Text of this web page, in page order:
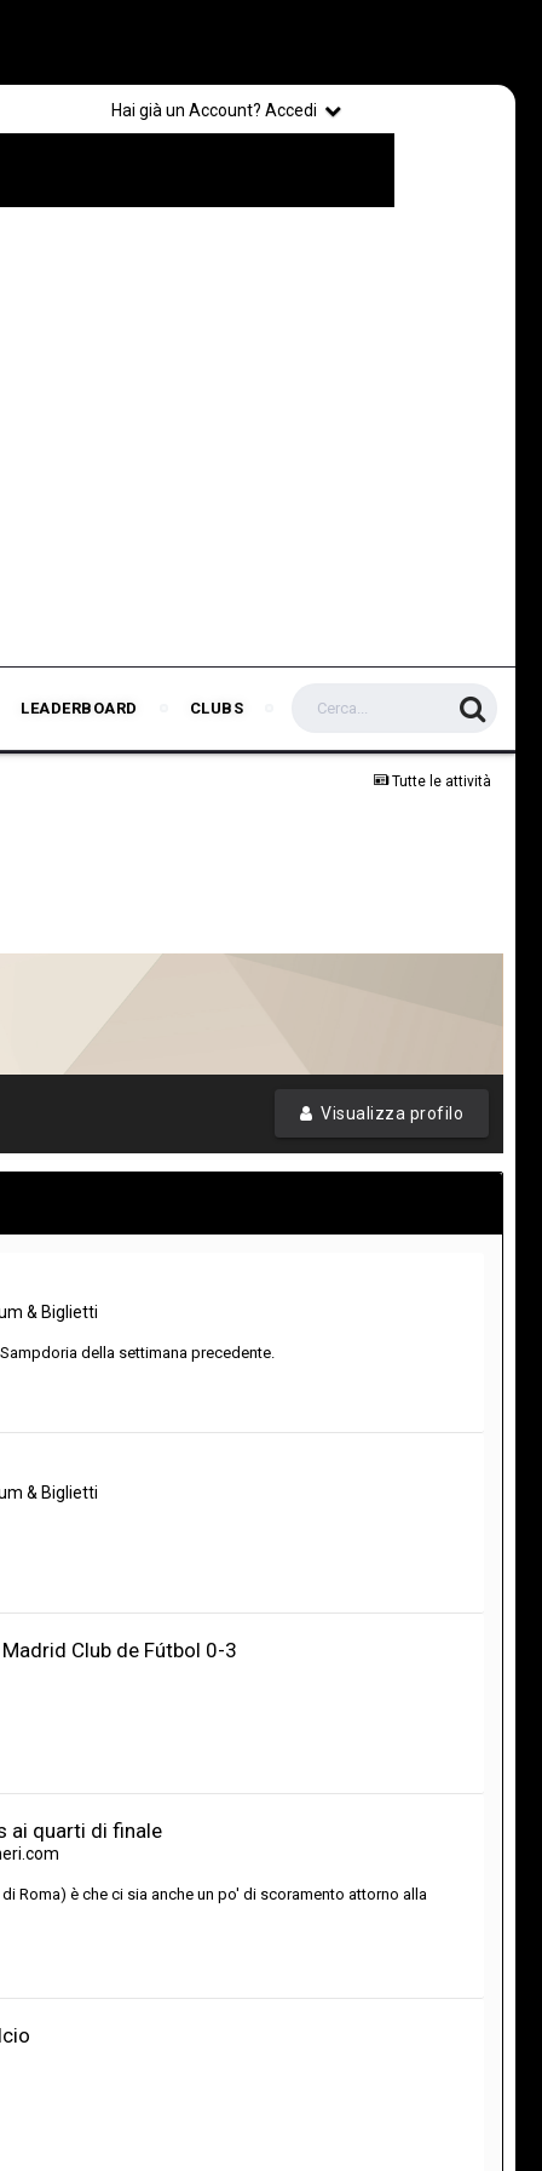
Hai già un Account? Accedi
LEADERBOARD CLUBS
Tutte le attività
Visualizza profilo
& Biglietti
della settimana precedente.
& Biglietti
Madrid Club de Fútbol 0-3
ai quarti di finale
Roma) è che ci sia anche un po' di scoramento attorno alla